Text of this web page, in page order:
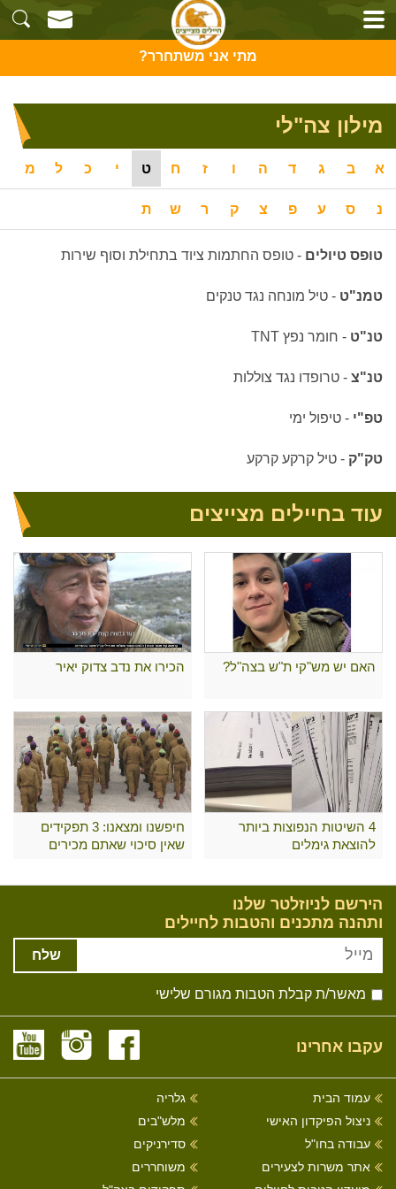
מתי אני משתחרר?
מילון צה"לי
א ב ג ד ה ו ז ח ט י כ ל מ
נ ס ע פ צ ק ר ש ת
טופס טיולים - טופס החתמות ציוד בתחילת וסוף שירות
טמנ"ט - טיל מונחה נגד טנקים
טנ"ט - חומר נפץ TNT
טנ"צ - טרופדו נגד צוללות
טפ"י - טיפול ימי
טק"ק - טיל קרקע קרקע
עוד בחיילים מצייצים
האם יש מש"קי ת"ש בצה"ל? הכירו את נדב צדוק יאיר
4 השיטות הנפוצות ביותר
להוצאת גימלים
חיפשנו ומצאנו: 3 תפקידים
שאין סיכוי שאתם מכירים
הירשם לניוזלטר שלנו
ותהנה מתכנים והטבות לחיילים
שלח
מאשר/ת קבלת הטבות מגורם שלישי
עקבו אחרינו
עמוד הבית
ניצול הפיקדון האישי
עבודה בחו"ל
אתר משרות לצעירים
גלריה
מלש"בים
סדירניקים
משוחררים